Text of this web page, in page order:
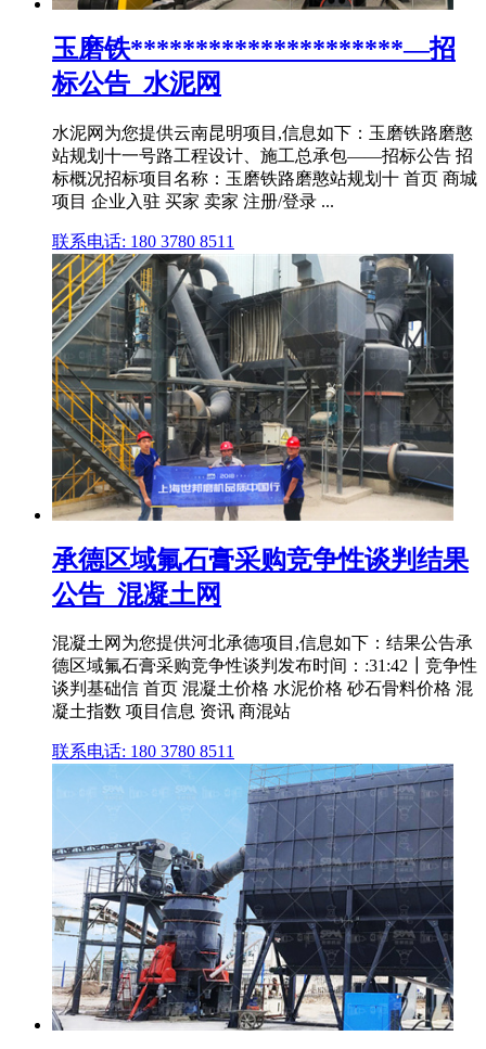
玉磨铁*********************—招
标公告_水泥网
水泥网为您提供云南昆明项目,信息如下：玉磨铁路磨憨
站规划十一号路工程设计、施工总承包——招标公告 招
标概况招标项目名称：玉磨铁路磨憨站规划十 首页 商城
项目 企业入驻 买家 卖家 注册/登录 ...
联系电话: 180 3780 8511
承德区域氟石膏采购竞争性谈判结果
公告_混凝土网
混凝土网为您提供河北承德项目,信息如下：结果公告承
德区域氟石膏采购竞争性谈判发布时间：:31:42┃竞争性
谈判基础信 首页 混凝土价格 水泥价格 砂石骨料价格 混
凝土指数 项目信息 资讯 商混站
联系电话: 180 3780 8511